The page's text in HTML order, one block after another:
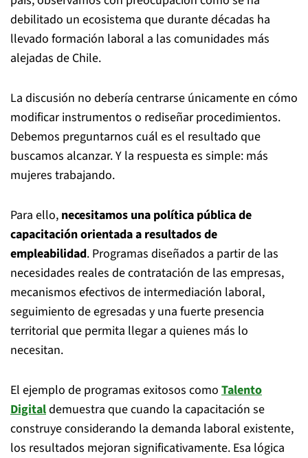
debilitado un ecosistema que durante décadas ha
llevado formación laboral a las comunidades más
alejadas de Chile.
La discusión no debería centrarse únicamente en cómo
modificar instrumentos o rediseñar procedimientos.
Debemos preguntarnos cuál es el resultado que
buscamos alcanzar. Y la respuesta es simple: más
mujeres trabajando.
Para ello, necesitamos una política pública de
capacitación orientada a resultados de
empleabilidad. Programas diseñados a partir de las
necesidades reales de contratación de las empresas,
mecanismos efectivos de intermediación laboral,
seguimiento de egresadas y una fuerte presencia
territorial que permita llegar a quienes más lo
necesitan.
El ejemplo de programas exitosos como Talento
Digitaldemuestra que cuando la capacitación se
construye considerando la demanda laboral existente,
los resultados mejoran significativamente. Esa lógica